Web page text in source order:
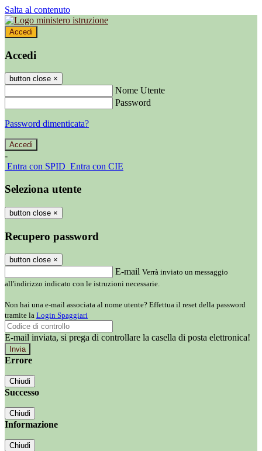
Salta al contenuto
Accedi
Accedi
button close ×
Nome Utente
Password
Password dimenticata?
-
Entra con SPID Entra con CIE
Seleziona utente
button close ×
Recupero password
button close ×
E-mail Verrà inviato un messaggio
all'indirizzo indicato con le istruzioni necessarie.
Non hai una e-mail associata al nome utente? Effettua il reset della password
tramite la Login Spaggiari
E-mail inviata, si prega di controllare la casella di posta elettronica!
Errore
Chiudi
Successo
Chiudi
Informazione
Chiudi